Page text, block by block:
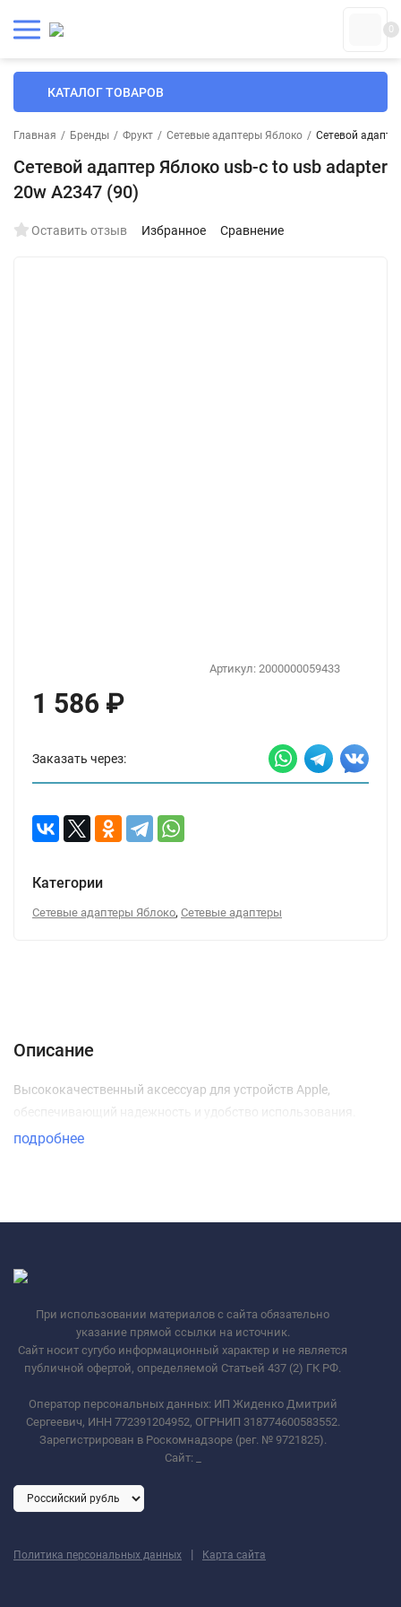
0
КАТАЛОГ ТОВАРОВ
Главная / Бренды / Фрукт / Сетевые адаптеры Яблоко / Сетевой
Сетевой адаптер Яблоко usb-c to usb adapter
20w A2347 (90)
Оставить отзыв Избранное Сравнение
Артикул: 2000000059433
1 586 ₽
Заказать через:
Категории
Сетевые адаптеры Яблоко, Сетевые адаптеры
Описание
Высококачественный аксессуар для устройств Apple,
обеспечивающий надежность и удобство использования.
подробнее
При использовании материалов с сайта обязательно
указание прямой ссылки на источник.
Сайт носит сугубо информационный характер и не является
публичной офертой, определяемой Статьей 437 (2) ГК РФ.
Оператор персональных данных: ИП Жиденко Дмитрий
Сергеевич, ИНН 772391204952, ОГРНИП 318774600583552.
Зарегистрирован в Роскомнадзоре (рег. № 9721825).
Сайт:
Политика персональных данных | Карта сайта